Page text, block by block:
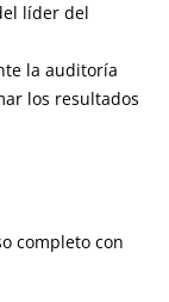
líder del
la auditoría
los resultados
completo con